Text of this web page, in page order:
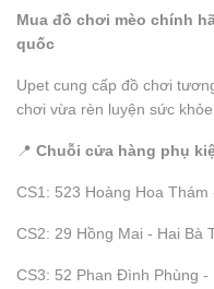
Mua đồ chơi mèo chính
quốc
Upet cung cấp đồ chơi
chơi vừa rèn luyện sức khỏe.
📍 Chuỗi cửa hàng phụ
CS1: 523 Hoàng Hoa
CS2: 29 Hồng Mai - Hai Bà
CS3: 52 Phan Đình Phùng